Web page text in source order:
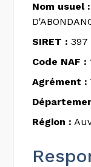
Nom usuel :
SIRET : 397
Code NAF :
Agrément :
Région :